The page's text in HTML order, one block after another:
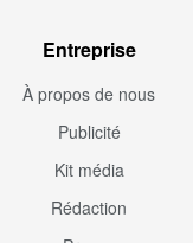
Entreprise
À propos de nous
Publicité
Kit média
Rédaction